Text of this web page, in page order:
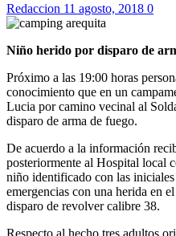
Redaccion 11 agosto, 2018 0
Niño herido por disparo de
Próximo a las 19:00 horas
conocimiento que en un
Lucia por camino vecinal al
disparo de arma de fuego.
De acuerdo a la información
posteriormente al Hospital local
niño identificado con las
emergencias con una herida en
disparo de revolver calibre 38.
Respecto al hecho tres adultos